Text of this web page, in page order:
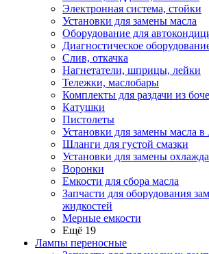
Электронная система, стойки
Установки для замены масла
Оборудование для
Диагностическое
Слив, откачка
Нагнетатели, шприцы, лейки
Тележки, маслобары
Комплекты для раздачи из
Катушки
Пистолеты
Установки для замены масла
Шланги для густой смазки
Установки для замены
Воронки
Емкости для сбора масла
Запчасти для оборудования
жидкостей
Мерные емкости
Ещё 19
Лампы переносные